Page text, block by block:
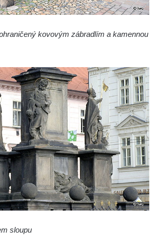
v Lenešicích
na hřbitově ve Slaném
na náměstí krále
Trojice v zahradě domu
v Podsedicích
a svatého Vavřince
Podsedic
jižně od Ploskovic
Jana Nepomuckého v
se sochami svatého
kovovým zábradlím a kamennou
sloupu